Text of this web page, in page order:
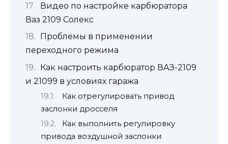
Видео по настройке карбюратора
Ваз 2109 Солекс
Проблемы в применении
переходного режима
Как настроить карбюратор ВАЗ-2109
и 21099 в условиях гаража
Как отрегулировать привод
заслонки дросселя
Как выполнить регулировку
привода воздушной заслонки